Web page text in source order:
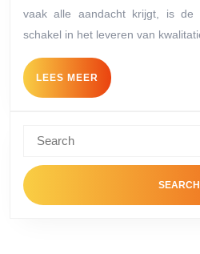
van
een
efficiënte
backoffice
vaak alle aandacht krijgt, is de
schakel in het leveren van
LEES MEER LEES
MEER
for: